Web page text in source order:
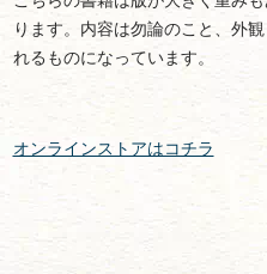
ります。内容は勿論のこと、外
れるものになっています。
オンラインストアはコチラ